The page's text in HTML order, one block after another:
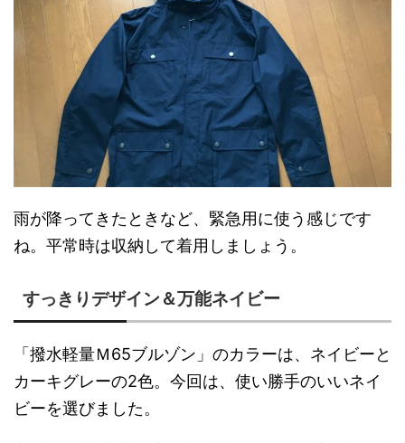
雨が降ってきたときなど、緊急用に使う感じです
ね。平常時は収納して着用しましょう。
すっきりデザイン＆万能ネイビー
「撥水軽量Ｍ65ブルゾン」のカラーは、ネイビーと
カーキグレーの2色。今回は、使い勝手のいいネイ
ビーを選びました。